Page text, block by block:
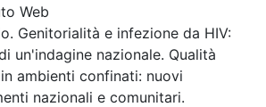
Web
Genitorialità e infezione da HIV:
un'indagine nazionale. Qualità
ambienti confinati: nuovi
nazionali e comunitari.